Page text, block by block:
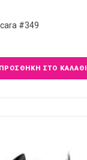
#349
ΠΡΟΣΘΉΚΗ ΣΤΟ ΚΑΛΆΘΙ